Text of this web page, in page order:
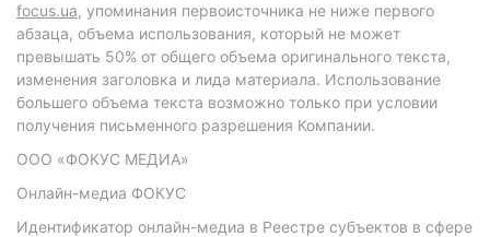
focus.ua, упоминания первоисточника не ниже первого
абзаца, объема использования, который не может
превышать 50% от общего объема оригинального текста,
изменения заголовка и лида материала. Использование
большего объема текста возможно только при условии
получения письменного разрешения Компании.
ООО «ФОКУС МЕДИА»
Онлайн-медиа ФОКУС
Идентификатор онлайн-медиа в Реестре субъектов в сфере